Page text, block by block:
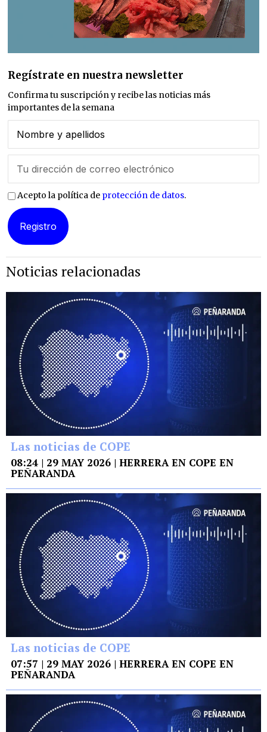
Regístrate en nuestra newsletter
Confirma tu suscripción y recibe las noticias más
importantes de la semana
Acepto la política de protección de datos.
Noticias relacionadas
Las noticias de COPE
08:24 | 29 MAY 2026 | HERRERA EN COPE EN
PEÑARANDA
Las noticias de COPE
07:57 | 29 MAY 2026 | HERRERA EN COPE EN
PEÑARANDA